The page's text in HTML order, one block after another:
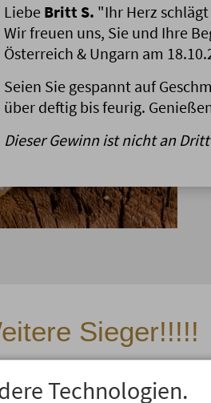
Liebe Britt S. "Ihr Herz
Wir freuen uns, Sie und Ihre
Österreich & Ungarn am
Seien Sie gespannt auf
über deftig bis feurig.
Dieser Gewinn ist nicht an
Sieger!!!!!
Dankeschön für eine so große
den herzlichen
Technologien.